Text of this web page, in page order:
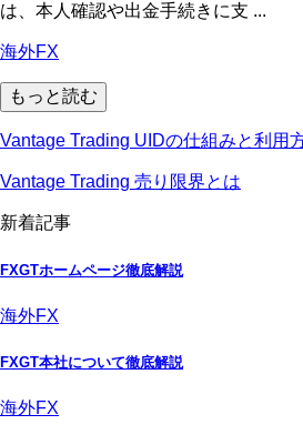
は、本人確認や出金手続きに支 ...
海外FX
もっと読む
Vantage Trading UIDの仕組みと利用
Vantage Trading 売り限界とは
新着記事
FXGTホームページ徹底解説
海外FX
FXGT本社について徹底解説
海外FX